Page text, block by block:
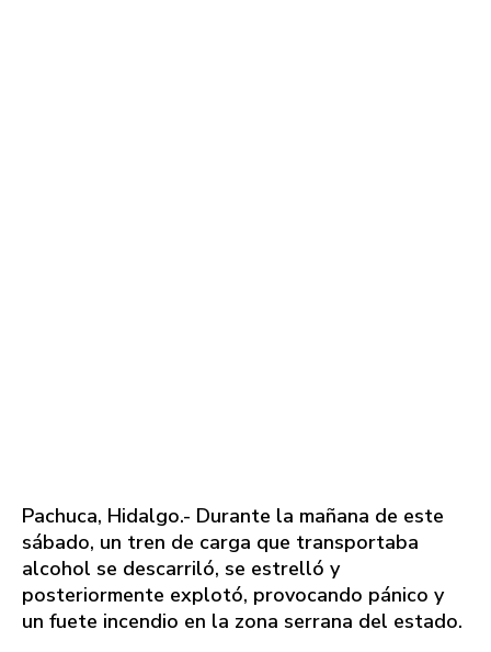
Pachuca, Hidalgo.- Durante la mañana de este
sábado, un tren de carga que transportaba
alcohol se descarriló, se estrelló y
posteriormente explotó, provocando pánico y
un fuete incendio en la zona serrana del estado.